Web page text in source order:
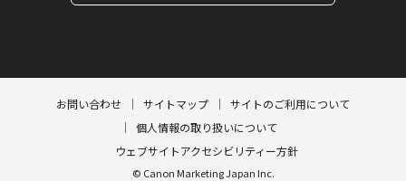
お問い合わせ サイトマップ
サイトのご利用について
個人情報の取り扱いについて
ウェブサイトアクセシビリティー方針
© Canon Marketing Japan Inc.